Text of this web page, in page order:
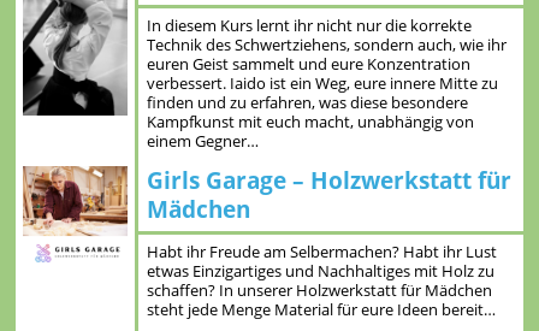
In diesem Kurs lernt ihr nicht nur die korrekte
Technik des Schwertziehens, sondern auch, wie ihr
euren Geist sammelt und eure Konzentration
verbessert. Iaido ist ein Weg, eure innere Mitte zu
finden und zu erfahren, was diese besondere
Kampfkunst mit euch macht, unabhängig von
einem Gegner…
Girls Garage – Holzwerkstatt für
Mädchen
Habt ihr Freude am Selbermachen? Habt ihr Lust
etwas Einzigartiges und Nachhaltiges mit Holz zu
schaffen? In unserer Holzwerkstatt für Mädchen
steht jede Menge Material für eure Ideen bereit…